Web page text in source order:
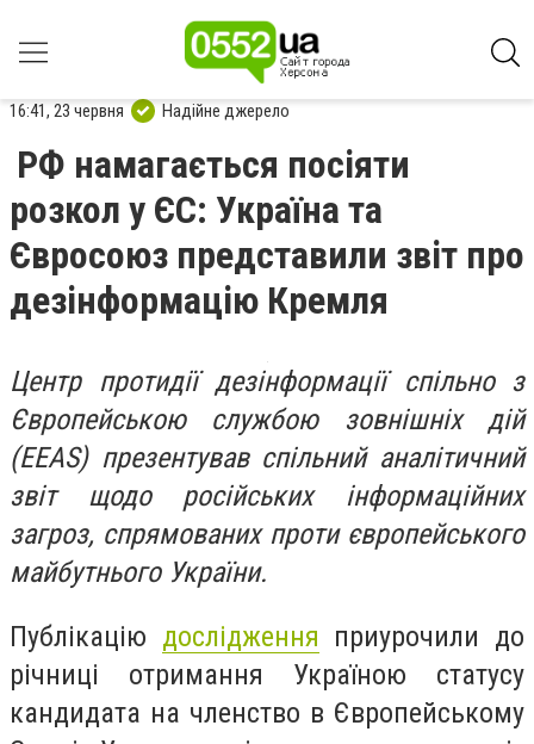
16:41, 23 червня Надійне джерело
РФ намагається посіяти
розкол у ЄС: Україна та
Євросоюз представили звіт про
дезінформацію Кремля
Центр протидії дезінформації спільно з
Європейською службою зовнішніх дій
(EEAS) презентував спільний аналітичний
звіт щодо російських інформаційних
загроз, спрямованих проти європейського
майбутнього України.
Публікацію дослідження приурочили до
річниці отримання Україною статусу
кандидата на членство в Європейському